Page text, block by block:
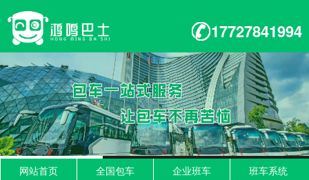
17727841994
网站首页 全国包车 企业班车
班车系统